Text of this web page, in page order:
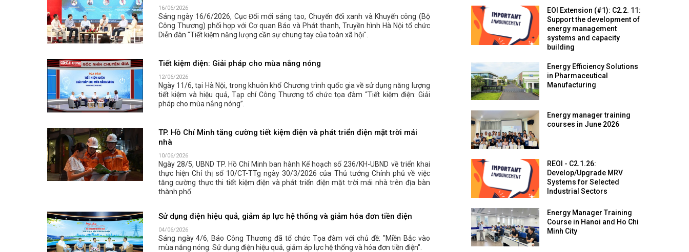
16/06/2026
Sáng ngày 16/6/2026, Cục Đổi mới sáng tạo, Chuyển đổi xanh và Khuyến công (Bộ
Công Thương) phối hợp với Cơ quan Báo và Phát thanh, Truyền hình Hà Nội tổ chức
Diễn đàn "Tiết kiệm năng lượng cần sự chung tay của toàn xã hội".
Tiết kiệm điện: Giải pháp cho mùa nắng nóng
12/06/2026
Ngày 11/6, tại Hà Nội, trong khuôn khổ Chương trình quốc gia về sử dụng năng lượng
tiết kiệm và hiệu quả, Tạp chí Công Thương tổ chức tọa đàm “Tiết kiệm điện: Giải
pháp cho mùa nắng nóng”.
TP. Hồ Chí Minh tăng cường tiết kiệm điện và phát triển điện mặt trời mái
nhà
10/06/2026
Ngày 28/5, UBND TP. Hồ Chí Minh ban hành Kế hoạch số 236/KH-UBND về triển khai
thực hiện Chỉ thị số 10/CT-TTg ngày 30/3/2026 của Thủ tướng Chính phủ về việc
tăng cường thực thi tiết kiệm điện và phát triển điện mặt trời mái nhà trên địa bàn
thành phố.
Sử dụng điện hiệu quả, giảm áp lực hệ thống và giảm hóa đơn tiền điện
04/06/2026
Sáng ngày 4/6, Báo Công Thương đã tổ chức Tọa đàm với chủ đề: "Miền Bắc vào
mùa nắng nóng: Sử dụng điện hiệu quả, giảm áp lực hệ thống và hóa đơn tiền điện".
EOI Extension (#1): C2.2. 11:
Support the development of
energy management
systems and capacity
building
Energy Efficiency Solutions
in Pharmaceutical
Manufacturing
Energy manager training
courses in June 2026
REOI - C2.1.26:
Develop/Upgrade MRV
Systems for Selected
Industrial Sectors
Energy Manager Training
Course in Hanoi and Ho Chi
Minh City